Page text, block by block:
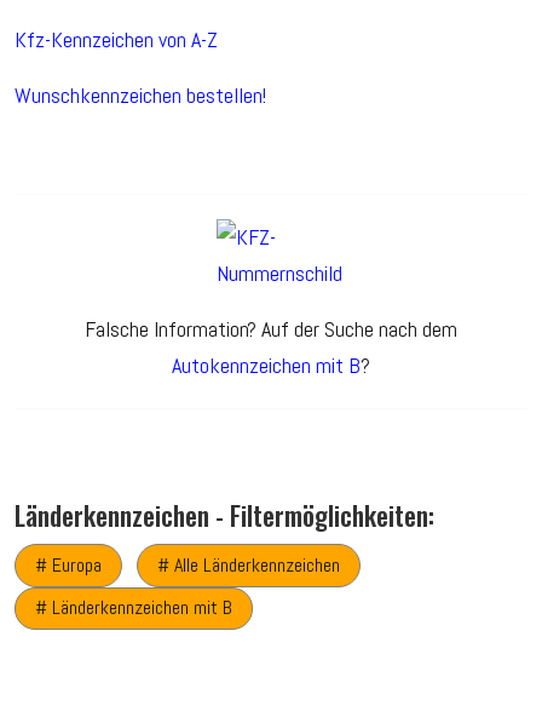
Kfz-Kennzeichen von A-Z
Wunschkennzeichen bestellen!
Falsche Information? Auf der Suche nach dem
Autokennzeichen mit B?
Länderkennzeichen - Filtermöglichkeiten:
# Europa
# Alle Länderkennzeichen
# Länderkennzeichen mit B